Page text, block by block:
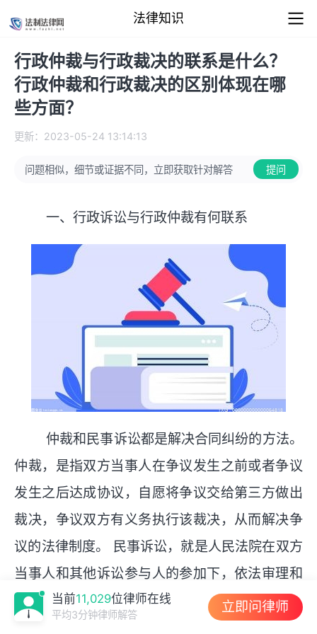
法律知识
行政仲裁与行政裁决的联系是什么？
行政仲裁和行政裁决的区别体现在哪
些方面？
更新：2023-05-24 13:14:13
问题相似，细节或证据不同，立即获取针对解答 提问
一、行政诉讼与行政仲裁有何联系
仲裁和民事诉讼都是解决合同纠纷的方法。
仲裁，是指双方当事人在争议发生之前或者争议
发生之后达成协议，自愿将争议交给第三方做出
裁决，争议双方有义务执行该裁决，从而解决争
议的法律制度。 民事诉讼，就是人民法院在双方
当事人和其他诉讼参与人的参加下，依法审理和
解决民事纠纷案件和其他案件的各种诉讼活动，
当前11,029位律师在线
平均3分钟律师解答 立即问律师